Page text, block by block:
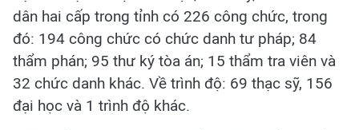
dân hai cấp trong tỉnh có 226 công chức, trong
đó: 194 công chức có chức danh tư pháp; 84
thẩm phán; 95 thư ký tòa án; 15 thẩm tra viên và
32 chức danh khác. Về trình độ: 69 thạc sỹ, 156
đại học và 1 trình độ khác.